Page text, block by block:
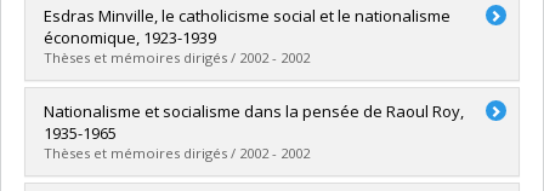
Diplômé(e) :Primeau, Francis
Cycle :Maîtrise
Diplôme obtenu :M.A.
Lien vers le document dans Papyrus
Esdras Minville, le catholicisme social et le nationalisme
économique, 1923-1939
Thèses et mémoires dirigés / 2002 - 2002
Diplômé(e) : Foisy-Geoffroy, Dominique
Cycle :Maîtrise
Diplôme obtenu :M.A.
Lien vers le document dans Papyrus
Nationalisme et socialisme dans la pensée de Raoul Roy,
1935-1965
Thèses et mémoires dirigés / 2002 - 2002